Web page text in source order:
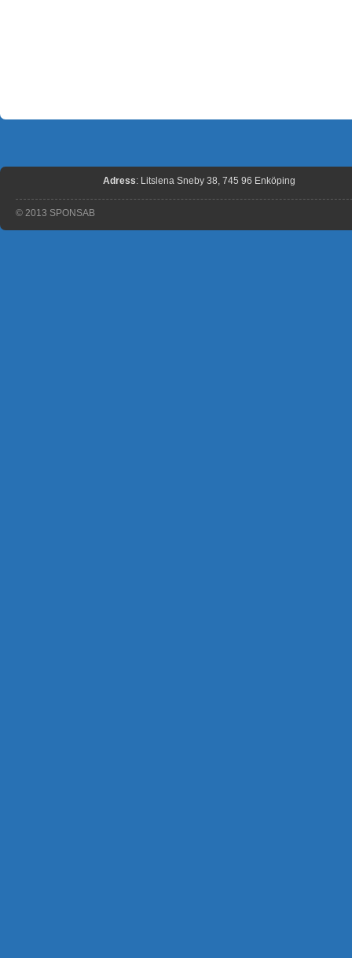
Adress: Litslena Sneby 38, 745 96 Enköping
© 2013 SPONSAB